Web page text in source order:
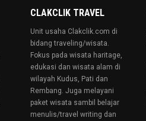
CLAKCLIK TRAVEL
Unit usaha Clakclik.com di
bidang traveling/wisata.
Fokus pada wisata haritage,
edukasi dan wisata alam di
wilayah Kudus, Pati dan
Rembang. Juga melayani
paket wisata sambil belajar
menulis/travel writing dan